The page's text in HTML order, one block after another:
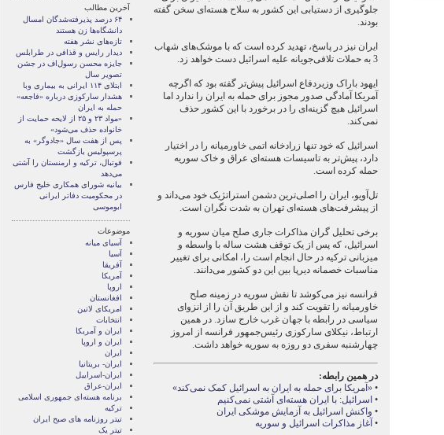
جلوگیری از دستیابی این کشور به سلاح هسته‌ای سخن گفته
بودند.
ایران نیز در پاسخ، تهدید کرده است که با موشک‌های شهاب
3 به حملات تلافی‌جویانه علیه اسرائیل دست خواهد زد.
ایهود باراک وزیردفاع اسرائیل پیش‌تر گفته بود که اگرچه
آمریکا آمادگی صدور مجوز برای حمله به ایران را ندارد اما
اسرائیل هیچ گزینه‌ای را در برخورد با این کشور حذف
نمی‌کند.
اسرائیل که خود تنها زرادخانه اتمی خاورمیانه را در اختیار
دارد، پیش‌تر به تاسیسات هسته‌ای عراق و خاک سوریه
حمله کرده است.
تل‌آویو، ایران را اصلی‌ترین دشمن استراتژیک خود می‌داند و
از پیشرفت‌های هسته‌ای تهران به شدت نگران است.
برخی تحلیل گران مذاکرات جاری صلح میان سوریه و
اسرائیل، که پس از یک توقف هشت ساله با واسطه و
میزبانی ترکیه در حال انجام است را، امکانی برای تغییر
مناسبات خصمانه دیرپا بین این دو کشور می‌دانند.
فرانسه نیز می‌کوشد تا نقش سوریه در زمینه صلح
خاورمیانه را تقویت کند و از این طریق آن را از انزوای
سیاسی در رابطه با جهان غرب خارج سازد. در همین
ارتباط، نیکلای سارکوزی رئیس‌جمهور فرانسه از امروز
چهارشنبه سفری دو روزه به سوریه خواهد داشت.
در همین رابطه:
•«آمریکا برای حمله به ایران به اسرائیل کمک نمی‌کند»
• اسرائیل: با ایران هسته‌ای آشتی نمی‌کنیم
• واکنش اسرائیل به آزمایش موشکی ایران
• آغاز مذاکرات اسرائیل و سوریه
آخرین مطالب
۶۴ درصد پذیرفته‌شدگان امسال
دانشگاه‌ها زن هستند
تازه‌های نشر هفته
دیدار رایس و قذافی در طرابلس
جایزه محسن رسول‌اف در جشن
تصویر سال
ابتلای ۱۱۴ ایرانی به بیماری وبا
هشدار سارکوزی درباره «فاجعه»
حمله به ایران
«مواد ۲۳ و ۲۵ از لایحه حمایت از
خانواده حذف می‌شود»
پس از هفت سال «جادوگر» به
پرسپولیس بازگشت
فوتبال، ترکیه و ارمنستان را آشتی
می‌دهد
بیانیه شورای همکاری خلیج فارس
در محکومیت دفاتر ایرانی
ابوموسی
موضوعات
آسيای ميانه
آسیا
آفریقا
آمریکا
اروپا
افغانستان
امریکای لاتین
انتخابات
ايران و آمريکا
ايران و اروپا
ایران
ایران- بریتانیا
ایران-اسراییل
ایران-عراق
برنامه هسته‌ای جمهوری اسلامی
ترکیه
تیتر روزنامه های صبح ایران
تیتر یک